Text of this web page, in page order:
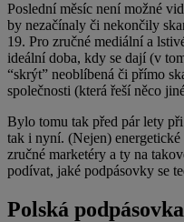
Poslední měsíc není možné
by nezačínaly či nekončily
19. Pro zručné mediální a
ideální doba, kdy se dají (v
“skrýt” neoblíbená či přímo
společnosti (která řeší něco
Bylo tomu tak před pár lety
tak i nyní. (Nejen)
zručné marketéry a ty na
podívat, jaké podpásovky se
Polská podpásovka